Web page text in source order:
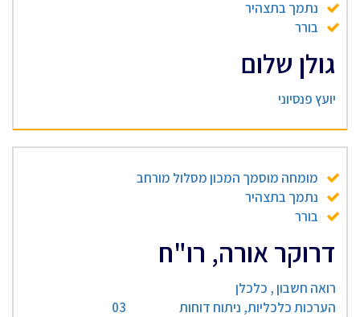
נתמך בתצהיר
בורר
גולן שלום
יועץ פנסיוני
מומחה מוסמך המכון מסלול מורחב
נתמך בתצהיר
בורר
דרוקר אורה, רו"ח
רואה חשבון , כלכלן
הערכות כלכליות, ניתוח דוחות
03